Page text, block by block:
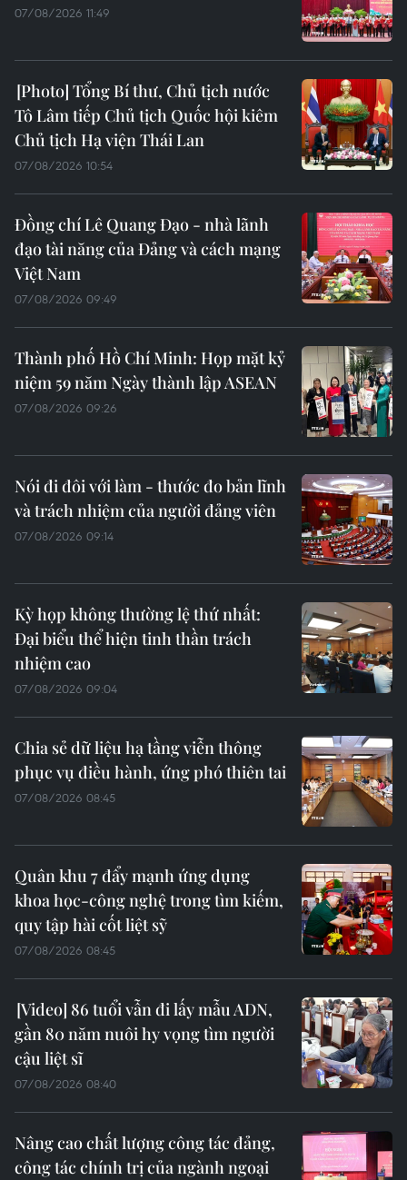
07/08/2026 11:49
Tổng Bí thư, Chủ tịch nước
Tô Lâm tiếp Chủ tịch Quốc hội kiêm
Chủ tịch Hạ viện Thái Lan
07/08/2026 10:54
Đồng chí Lê Quang Đạo - nhà lãnh
đạo tài năng của Đảng và cách mạng
Việt Nam
07/08/2026 09:49
Thành phố Hồ Chí Minh: Họp mặt kỷ
niệm 59 năm Ngày thành lập ASEAN
07/08/2026 09:26
Nói đi đôi với làm - thước đo bản lĩnh
và trách nhiệm của người đảng viên
07/08/2026 09:14
Kỳ họp không thường lệ thứ nhất:
Đại biểu thể hiện tinh thần trách
nhiệm cao
07/08/2026 09:04
Chia sẻ dữ liệu hạ tầng viễn thông
phục vụ điều hành, ứng phó thiên tai
07/08/2026 08:45
Quân khu 7 đẩy mạnh ứng dụng
khoa học-công nghệ trong tìm kiếm,
quy tập hài cốt liệt sỹ
07/08/2026 08:45
86 tuổi vẫn đi lấy mẫu ADN,
gần 80 năm nuôi hy vọng tìm người
cậu liệt sĩ
07/08/2026 08:40
Nâng cao chất lượng công tác đảng,
công tác chính trị của ngành ngoại